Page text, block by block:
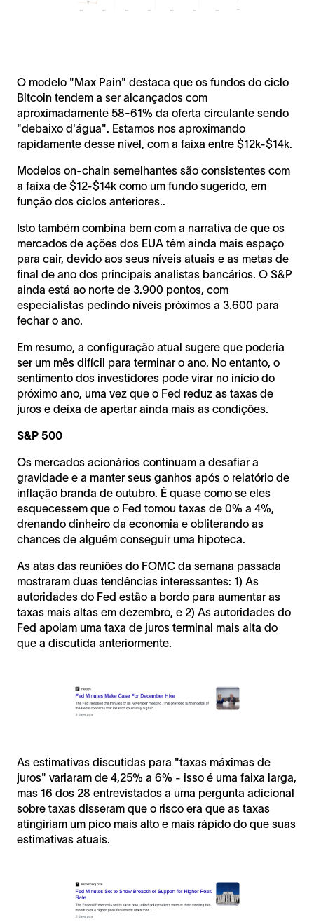
O modelo "Max Pain" destaca que os fundos do ciclo
Bitcoin tendem a ser alcançados com
aproximadamente 58-61% da oferta circulante sendo
"debaixo d'água". Estamos nos aproximando
rapidamente desse nível, com a faixa entre $12k-$14k.
Modelos on-chain semelhantes são consistentes com
a faixa de $12-$14k como um fundo sugerido, em
função dos ciclos anteriores..
Isto também combina bem com a narrativa de que os
mercados de ações dos EUA têm ainda mais espaço
para cair, devido aos seus níveis atuais e as metas de
final de ano dos principais analistas bancários. O S&P
ainda está ao norte de 3.900 pontos, com
especialistas pedindo níveis próximos a 3.600 para
fechar o ano.
Em resumo, a configuração atual sugere que poderia
ser um mês difícil para terminar o ano. No entanto, o
sentimento dos investidores pode virar no início do
próximo ano, uma vez que o Fed reduz as taxas de
juros e deixa de apertar ainda mais as condições.
S&P 500
Os mercados acionários continuam a desafiar a
gravidade e a manter seus ganhos após o relatório de
inflação branda de outubro. É quase como se eles
esquecessem que o Fed tomou taxas de 0% a 4%,
drenando dinheiro da economia e obliterando as
chances de alguém conseguir uma hipoteca.
As atas das reuniões do FOMC da semana passada
mostraram duas tendências interessantes: 1) As
autoridades do Fed estão a bordo para aumentar as
taxas mais altas em dezembro, e 2) As autoridades do
Fed apoiam uma taxa de juros terminal mais alta do
que a discutida anteriormente.
As estimativas discutidas para "taxas máximas de
juros" variaram de 4,25% a 6% - isso é uma faixa larga,
mas 16 dos 28 entrevistados a uma pergunta adicional
sobre taxas disseram que o risco era que as taxas
atingiriam um pico mais alto e mais rápido do que suas
estimativas atuais.